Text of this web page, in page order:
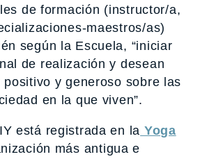
de formación (instructor/a,
maestros/as)
según la Escuela, “iniciar
de realización y desean
y generoso sobre las
en la que viven”.
está registrada en la Yoga
más antigua e